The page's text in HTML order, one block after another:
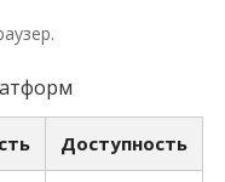
Доступность